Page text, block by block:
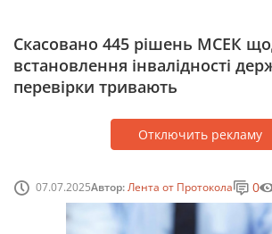
Скасовано 445 рішень МСЕК
встановлення інвалідності
перевірки тривають
Отключить рекламу
07.07.2025Автор:Лента от Протокола 0